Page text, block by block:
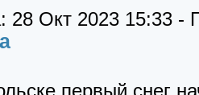
28 Окт 2023 15:33 -